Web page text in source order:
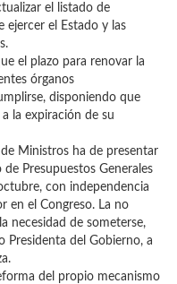
el listado de
ejercer el Estado y las
el plazo para renovar la
órganos
disponiendo que
la expiración de su
Ministros ha de presentar
Presupuestos Generales
con independencia
en el Congreso. La no
necesidad de someterse,
Presidenta del Gobierno, a
del propio mecanismo